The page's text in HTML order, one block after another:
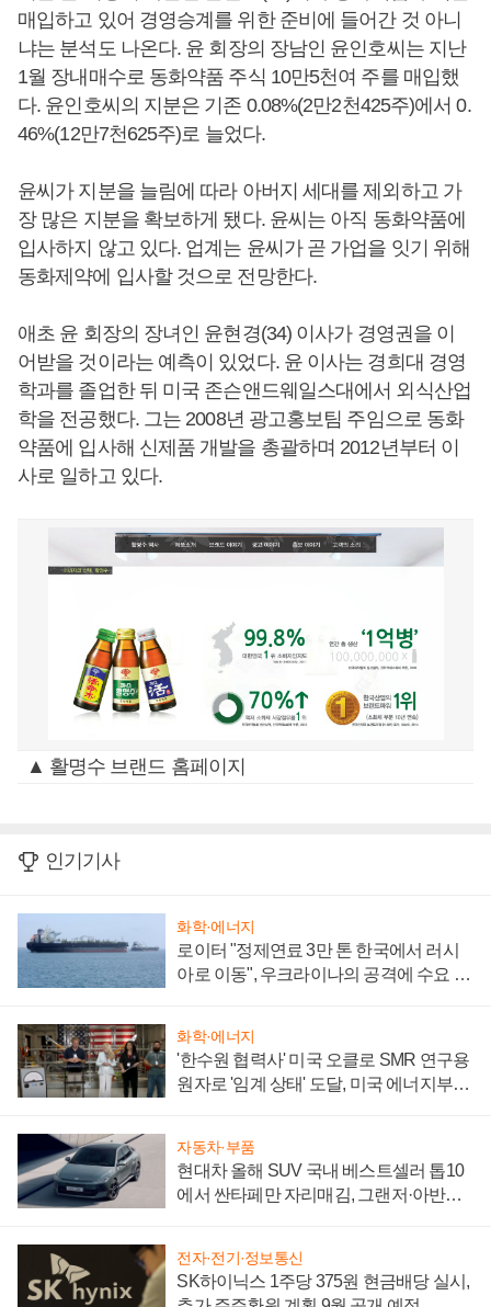
매입하고 있어 경영승계를 위한 준비에 들어간 것 아니
냐는 분석도 나온다. 윤 회장의 장남인 윤인호씨는 지난
1월 장내매수로 동화약품 주식 10만5천여 주를 매입했
다. 윤인호씨의 지분은 기존 0.08%(2만2천425주)에서 0.
46%(12만7천625주)로 늘었다.
윤씨가 지분을 늘림에 따라 아버지 세대를 제외하고 가
장 많은 지분을 확보하게 됐다. 윤씨는 아직 동화약품에
입사하지 않고 있다. 업계는 윤씨가 곧 가업을 잇기 위해
동화제약에 입사할 것으로 전망한다.
애초 윤 회장의 장녀인 윤현경(34) 이사가 경영권을 이
어받을 것이라는 예측이 있었다. 윤 이사는 경희대 경영
학과를 졸업한 뒤 미국 존슨앤드웨일스대에서 외식산업
학을 전공했다. 그는 2008년 광고홍보팀 주임으로 동화
약품에 입사해 신제품 개발을 총괄하며 2012년부터 이
사로 일하고 있다.
▲ 활명수 브랜드 홈페이지
인기기사
화학·에너지
로이터 "정제연료 3만 톤 한국에서 러시
아로 이동", 우크라이나의 공격에 수요 늘
화학·에너지
'한수원 협력사' 미국 오클로 SMR 연구용
원자로 '임계 상태' 도달, 미국 에너지부
자동차·부품
현대차 올해 SUV 국내 베스트셀러 톱10
에서 싼타페만 자리매김, 그랜저·아반떼
전자·전기·정보통신
SK하이닉스 1주당 375원 현금배당 실시,